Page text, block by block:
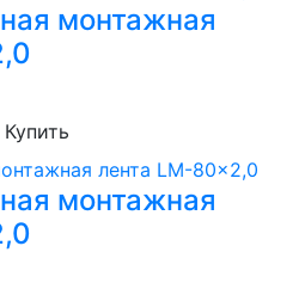
монтажная
Купить
монтажная